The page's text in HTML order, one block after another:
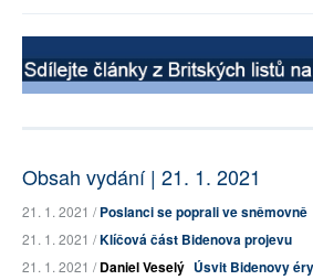
Obsah vydání | 21. 1. 2021
21. 1. 2021 /Poslanci se poprali ve sněmovně
21. 1. 2021 /Klíčová část Bidenova projevu
21. 1. 2021 /Daniel Veselý Úsvit Bidenovy